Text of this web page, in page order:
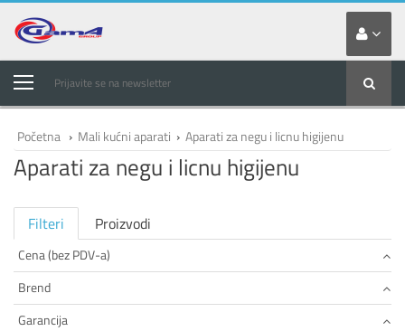
Prijavite se na newsletter
Početna › Mali kućni aparati › Aparati za negu i licnu higijenu
Aparati za negu i licnu higijenu
Filteri Proizvodi
Cena (bez PDV-a)
Brend
Garancija